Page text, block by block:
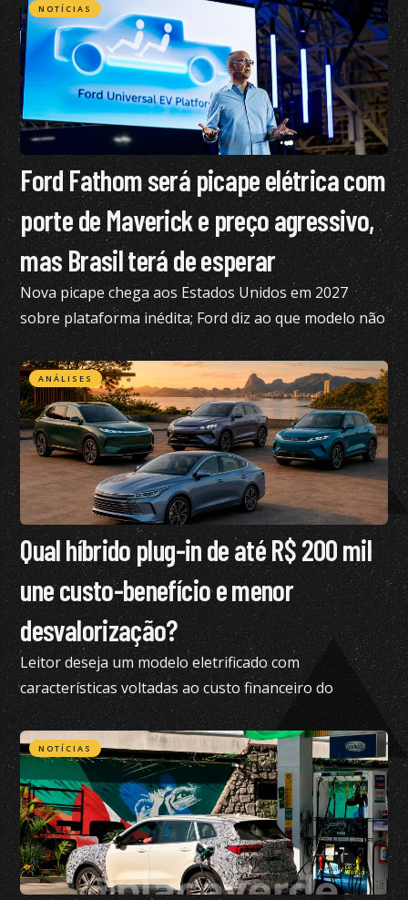
NOTÍCIAS
Ford Fathom será picape elétrica com
porte de Maverick e preço agressivo,
mas Brasil terá de esperar
Nova picape chega aos Estados Unidos em 2027
sobre plataforma inédita; Ford diz ao que modelo não
está nos planos para o Brasil no momento
ANÁLISES
Qual híbrido plug-in de até R$ 200 mil
une custo-benefício e menor
desvalorização?
Leitor deseja um modelo eletrificado com
características voltadas ao custo financeiro do
produto e pediu nossa análise completa
NOTÍCIAS